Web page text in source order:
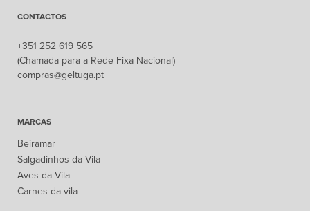
CONTACTOS
+351 252 619 565
(Chamada para a Rede Fixa Nacional)
compras@geltuga.pt
MARCAS
Beiramar
Salgadinhos da Vila
Aves da Vila
Carnes da vila